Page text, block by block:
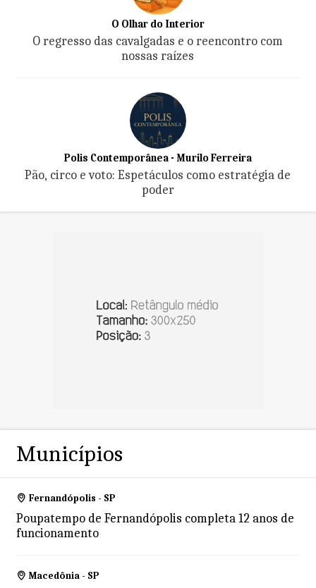
O Olhar do Interior
O regresso das cavalgadas e o reencontro com
nossas raízes
Polis Contemporânea - Murilo Ferreira
Pão, circo e voto: Espetáculos como estratégia de
poder
Municípios
Fernandópolis - SP
Poupatempo de Fernandópolis completa 12 anos de
funcionamento
Macedônia - SP